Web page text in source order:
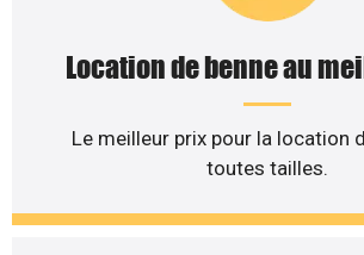
Location de benne au
Le meilleur prix pour la location
toutes tailles.